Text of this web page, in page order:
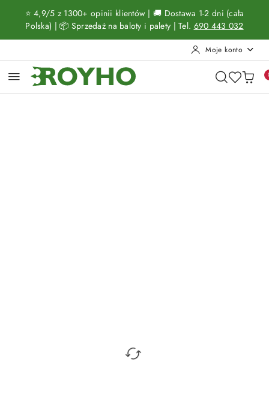
Przejdź do treści głównej
Przejdź do wyszukiwarki
Przejdź do moje konto
Przejdź do menu głównego
Przejdź do opisu produktu
Przejdź do stopki
⭐ 4,9/5 z 1300+ opinii klientów | 🚚 Dostawa 1-2 dni (cała
Polska) | 📦 Sprzedaż na baloty i palety | Tel. 690 443 032
Moje konto